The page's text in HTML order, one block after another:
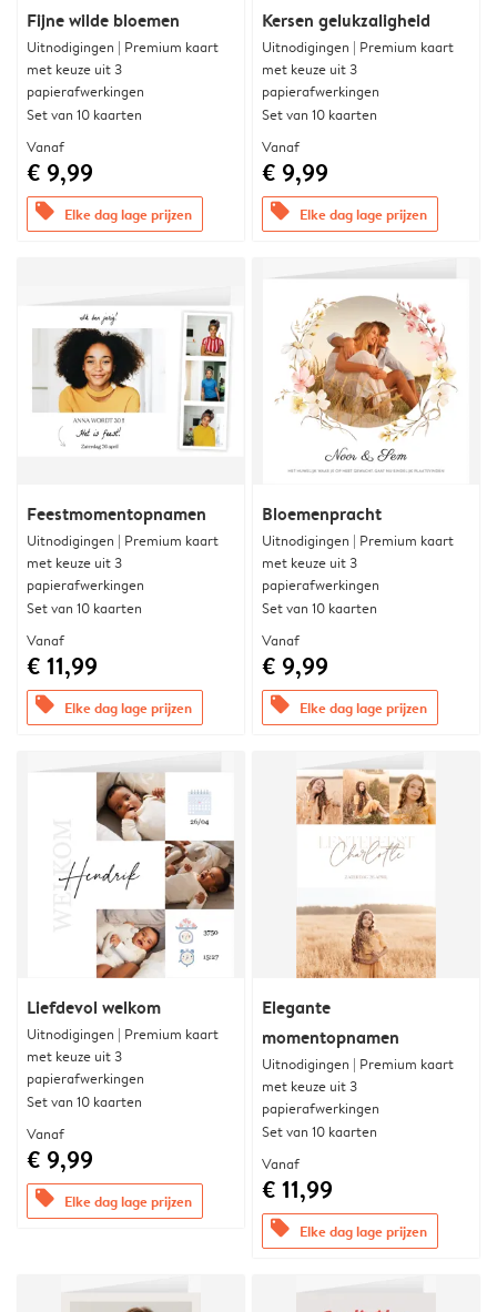
Fijne wilde bloemen
Uitnodigingen | Premium kaart
met keuze uit 3
papierafwerkingen
Set van 10 kaarten
Vanaf
€ 9,99
offers Elke dag lage prijzen
Kersen gelukzaligheid
Uitnodigingen | Premium kaart
met keuze uit 3
papierafwerkingen
Set van 10 kaarten
Vanaf
€ 9,99
offers Elke dag lage prijzen
Feestmomentopnamen
Uitnodigingen | Premium kaart
met keuze uit 3
papierafwerkingen
Set van 10 kaarten
Vanaf
€ 11,99
offers Elke dag lage prijzen
Bloemenpracht
Uitnodigingen | Premium kaart
met keuze uit 3
papierafwerkingen
Set van 10 kaarten
Vanaf
€ 9,99
offers Elke dag lage prijzen
Liefdevol welkom
Uitnodigingen | Premium kaart
met keuze uit 3
papierafwerkingen
Set van 10 kaarten
Vanaf
€ 9,99
offers Elke dag lage prijzen
Elegante
momentopnamen
Uitnodigingen | Premium kaart
met keuze uit 3
papierafwerkingen
Set van 10 kaarten
Vanaf
€ 11,99
offers Elke dag lage prijzen